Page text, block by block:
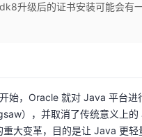
升级后的证书安装可能会有
始，Oracle 就对 Java 平台进
），并取消了传统意义上
大变革，目的是让 Java 更轻